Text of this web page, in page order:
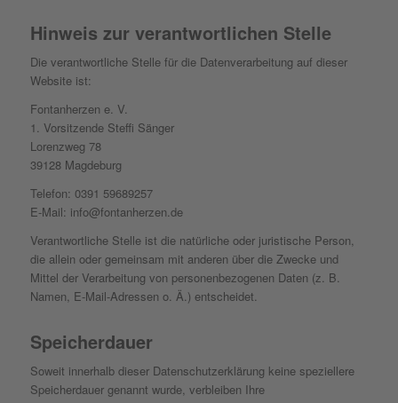
Hinweis zur verantwortlichen Stelle
Die verantwortliche Stelle für die Datenverarbeitung auf dieser
Website ist:
Fontanherzen e. V.
1. Vorsitzende Steffi Sänger
Lorenzweg 78
39128 Magdeburg
Telefon: 0391 59689257
E-Mail: info@fontanherzen.de
Verantwortliche Stelle ist die natürliche oder juristische Person,
die allein oder gemeinsam mit anderen über die Zwecke und
Mittel der Verarbeitung von personenbezogenen Daten (z. B.
Namen, E-Mail-Adressen o. Ä.) entscheidet.
Speicherdauer
Soweit innerhalb dieser Datenschutzerklärung keine speziellere
Speicherdauer genannt wurde, verbleiben Ihre